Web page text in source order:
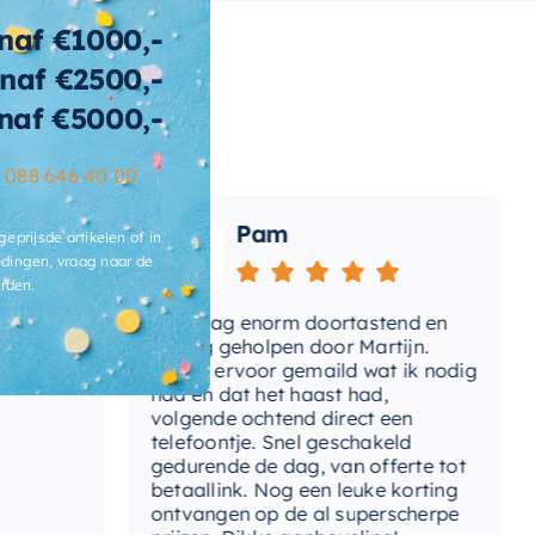
116 KG
Ja
2 jaar
sifon Nee, los bij te bestellen
Ja
3-4 weken
Pam
Vandaag enorm doortastend en
prettig geholpen door Martijn.
Avond ervoor gemaild wat ik nodig
had en dat het haast had,
volgende ochtend direct een
telefoontje. Snel geschakeld
gedurende de dag, van offerte tot
betaallink. Nog een leuke korting
ontvangen op de al superscherpe
€1000,-
€2500,-
€5000,-
088 646 40 00
artikelen of in
vraag naar de